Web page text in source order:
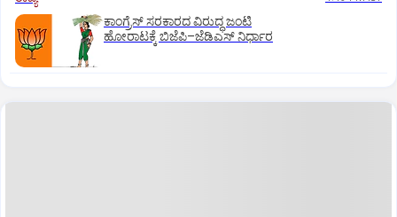
ಕಾಂಗ್ರೆಸ್‌ ಸರಕಾರದ ವಿರುದ್ಧ ಜಂಟಿ
ಹೋರಾಟಕ್ಕೆ ಬಿಜೆಪಿ–ಜೆಡಿಎಸ್‌ ನಿರ್ಧಾರ